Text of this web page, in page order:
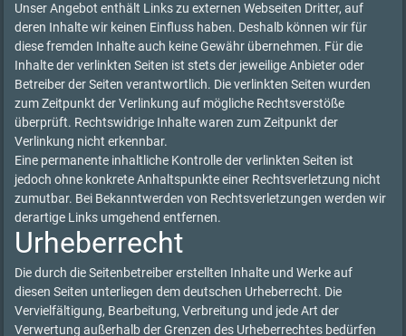
Unser Angebot enthält Links zu externen Webseiten Dritter, auf
deren Inhalte wir keinen Einfluss haben. Deshalb können wir für
diese fremden Inhalte auch keine Gewähr übernehmen. Für die
Inhalte der verlinkten Seiten ist stets der jeweilige Anbieter oder
Betreiber der Seiten verantwortlich. Die verlinkten Seiten wurden
zum Zeitpunkt der Verlinkung auf mögliche Rechtsverstöße
überprüft. Rechtswidrige Inhalte waren zum Zeitpunkt der
Verlinkung nicht erkennbar.
Eine permanente inhaltliche Kontrolle der verlinkten Seiten ist
jedoch ohne konkrete Anhaltspunkte einer Rechtsverletzung nicht
zumutbar. Bei Bekanntwerden von Rechtsverletzungen werden wir
derartige Links umgehend entfernen.
Urheberrecht
Die durch die Seitenbetreiber erstellten Inhalte und Werke auf
diesen Seiten unterliegen dem deutschen Urheberrecht. Die
Vervielfältigung, Bearbeitung, Verbreitung und jede Art der
Verwertung außerhalb der Grenzen des Urheberrechtes bedürfen